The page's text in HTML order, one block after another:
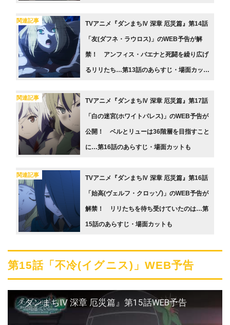
関連記事 TVアニメ『ダンまちⅣ 深章 厄災篇』第14話
「友(ダフネ・ラウロス)」のWEB予告が解
禁！ アンフィス・バエナと死闘を繰り広げ
るリリたち…第13話のあらすじ・場面カット
関連記事 TVアニメ『ダンまちⅣ 深章 厄災篇』第17話
「白の迷宮(ホワイトパレス)」のWEB予告が
公開！ ベルとリューは36階層を目指すこと
に…第16話のあらすじ・場面カットも
関連記事 TVアニメ『ダンまちⅣ 深章 厄災篇』第16話
「始高(ヴェルフ・クロッゾ)」のWEB予告が
解禁！ リリたちを待ち受けていたのは…第
15話のあらすじ・場面カットも
第15話「不冷(イグニス)」WEB予告
『ダンまちⅣ 深章 厄災篇』第15話WEB予告